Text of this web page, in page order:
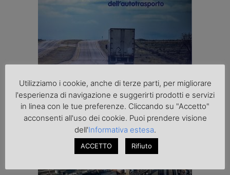
Utilizziamo i cookie, anche di terze parti, per migliorare
l'esperienza di navigazione e suggerirti prodotti e servizi
in linea con le tue preferenze. Cliccando su "Accetto"
acconsenti all'uso dei cookie. Puoi prendere visione
dell'Informativa estesa.
ACCETTO Rifiuto